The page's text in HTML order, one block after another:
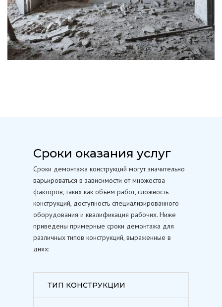
Сроки оказания услуг
Сроки демонтажа конструкций могут значительно
варьироваться в зависимости от множества
факторов, таких как объем работ, сложность
конструкций, доступность специализированного
оборудования и квалификация рабочих. Ниже
приведены примерные сроки демонтажа для
различных типов конструкций, выраженные в
днях:
ТИП КОНСТРУКЦИИ